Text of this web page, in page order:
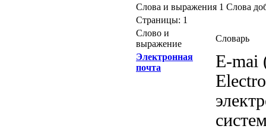
Слова и выражения 1 Слова
Страницы: 1
Слово и
выражение
Словарь
Электронная
почта
E-mai